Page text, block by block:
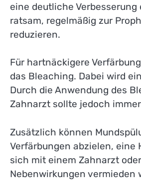
eine deutliche
ratsam, regelmäßig zur
reduzieren.
Für hartnäckigere
das Bleaching. Dabei wird
Durch die Anwendung des
Zahnarzt sollte jedoch
Zusätzlich können
Verfärbungen abzielen, eine
sich mit einem Zahnarzt
Nebenwirkungen vermieden